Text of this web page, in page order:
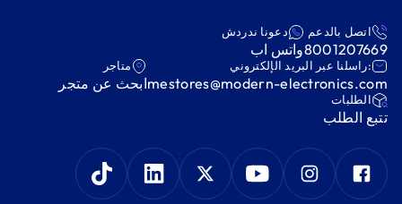
اتصل بالدعم
8001207669
دعونا ندردش
واتس اب
:راسلنا عبر البريد الإلكتروني
mestores@modern-electronics.com
متاجر
ابحث عن متجر
‫الطلبات‬
‫تتبع الطلب‬